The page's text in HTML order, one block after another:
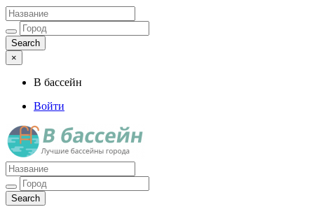
×
В бассейн
Войти
Лучшие бассейны города